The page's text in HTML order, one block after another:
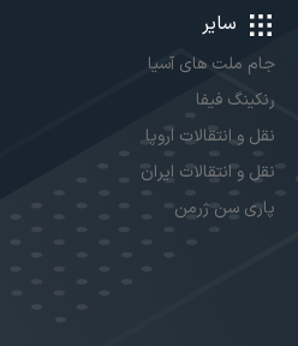
سایر
جام ملت های آسیا
رنکینگ فیفا
نقل و انتقالات اروپا
نقل و انتقالات ایران
پاری سن ژرمن